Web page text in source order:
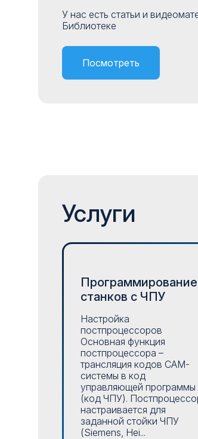
У нас есть статьи и
Библиотеке
Посмотреть
Услуги
Программирование
станков с ЧПУ
Настройка
постпроцессоров
Основная функция
постпроцессора –
трансляция кодов CAM-
системы в код
управляющей программы
(код ЧПУ).
настраивается для
заданной стойки ЧПУ
(Siemens, Hei...